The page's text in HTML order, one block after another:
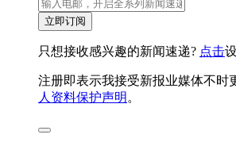
立即订阅
只想接收感兴趣的新闻速递? 点击
注册即表示我接受新报业媒体不时
人资料保护声明 。